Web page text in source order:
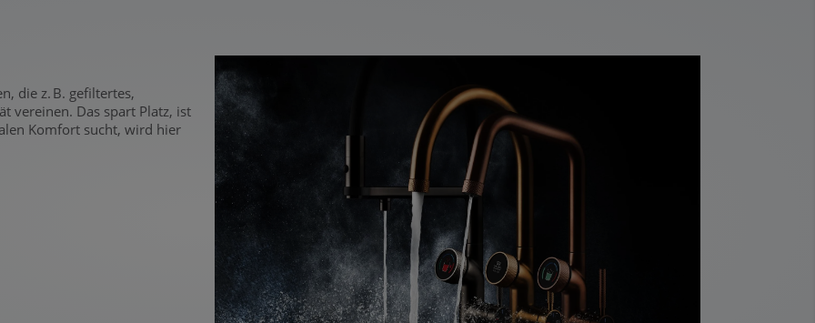
die z. B. gefiltertes,
vereinen. Das spart Platz, ist
Komfort sucht, wird hier